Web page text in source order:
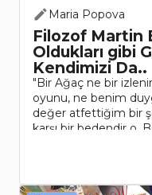
Maria Popova
Filozof Martin
Oldukları gibi
Kendimizi Da..
"Bir Ağaç ne bir
oyunu, ne benim
değer atfettiğim bir
karşı bir bedendir o.